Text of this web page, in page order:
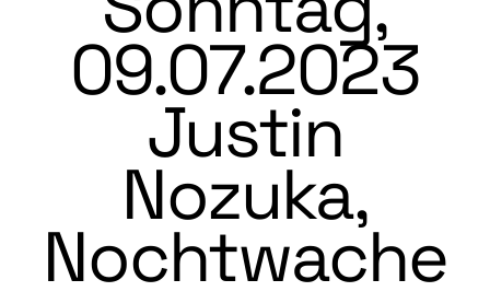
09.07.2023
Justin
Nozuka,
Nochtwache